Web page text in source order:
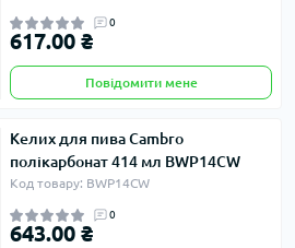
0
617.00 ₴
Повідомити мене
Келих для пива Cambro
полікарбонат 414 мл BWP14CW
Код товару: BWP14CW
0
643.00 ₴